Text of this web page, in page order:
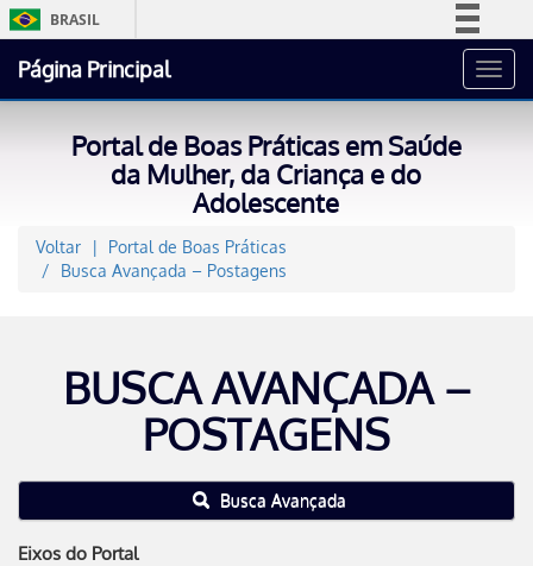
BRASIL
Acesso à informação
Página Principal
Portal de Boas Práticas em Saúde
da Mulher, da Criança e do
Adolescente
Voltar
Portal de Boas Práticas
Busca Avançada – Postagens
BUSCA AVANÇADA –
POSTAGENS
Busca Avançada
Eixos do Portal